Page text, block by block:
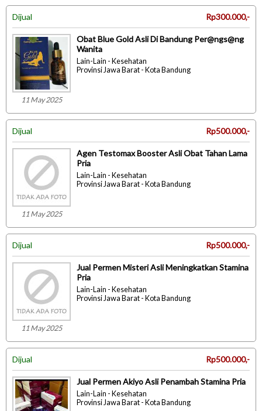
Dijual Rp300.000,-
11 May 2025
Obat Blue Gold Asli Di Bandung Per@ngs@ng
Wanita
Lain-Lain - Kesehatan
Provinsi Jawa Barat - Kota Bandung
Dijual Rp500.000,-
11 May 2025
Agen Testomax Booster Asli Obat Tahan Lama
Pria
Lain-Lain - Kesehatan
Provinsi Jawa Barat - Kota Bandung
Dijual Rp500.000,-
11 May 2025
Jual Permen Misteri Asli Meningkatkan Stamina
Pria
Lain-Lain - Kesehatan
Provinsi Jawa Barat - Kota Bandung
Dijual Rp500.000,-
Jual Permen Akiyo Asli Penambah Stamina Pria
Lain-Lain - Kesehatan
Provinsi Jawa Barat - Kota Bandung